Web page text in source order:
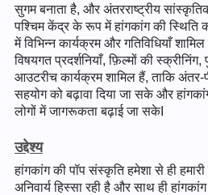
सुगम बनाता है, और अंतरराष्ट्रीय
पश्चिम केंद्र के रूप में हांगकांग की स्थिति
में विभिन्न कार्यक्रम और गतिविधियाँ
विषयगत प्रदर्शनियाँ, फ़िल्मों की
आउटरीच कार्यक्रम शामिल हैं, ताकि
सहयोग को बढ़ावा दिया जा सके और
लोगों में जागरूकता बढ़ाई जा सकेI
उद्देश्य
हांगकांग की पॉप संस्कृति हमेशा से ही
अनिवार्य हिस्सा रही है और साथ ही